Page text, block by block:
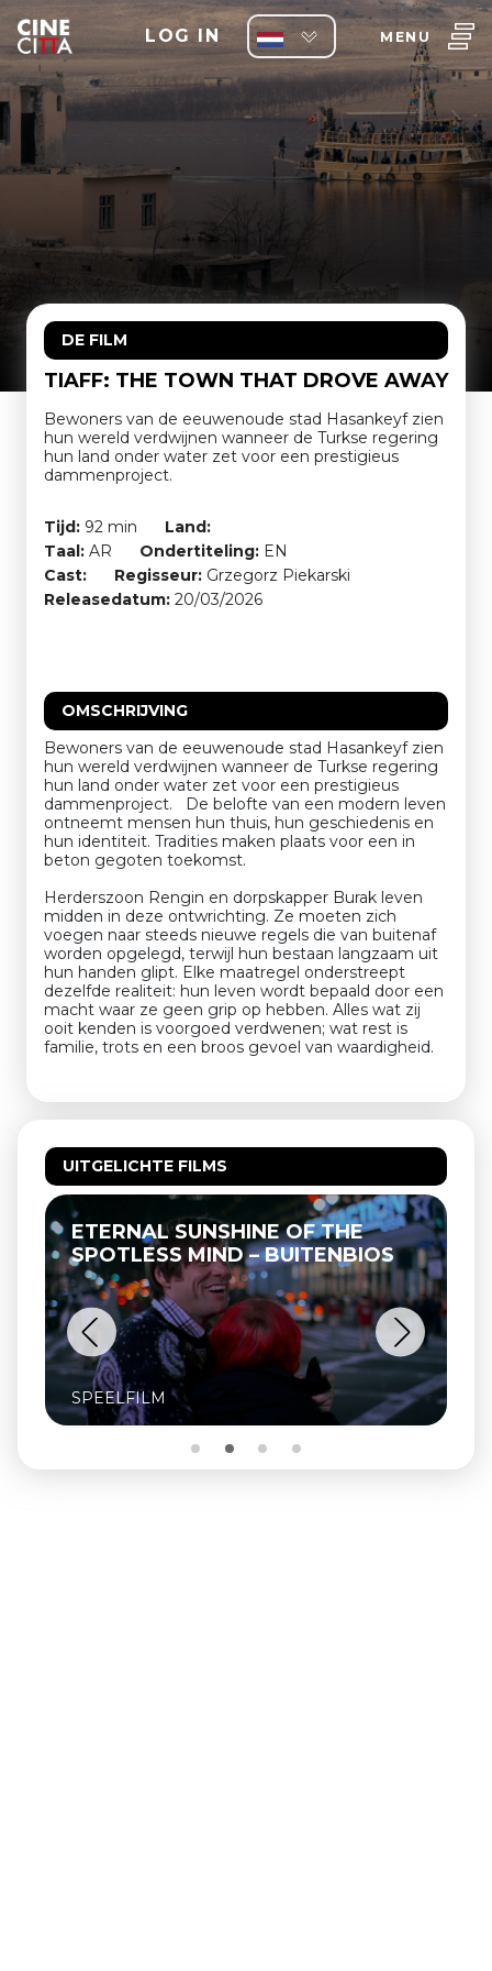
LOG IN MENU
DE FILM
TIAFF: THE TOWN THAT DROVE AWAY
Bewoners van de eeuwenoude stad Hasankeyf zien
hun wereld verdwijnen wanneer de Turkse regering
hun land onder water zet voor een prestigieus
dammenproject.
Tijd: 92 min
Land:
Taal: AR Ondertiteling: EN
Cast:
Regisseur: Grzegorz Piekarski
Releasedatum: 20/03/2026
OMSCHRIJVING
Bewoners van de eeuwenoude stad Hasankeyf zien
hun wereld verdwijnen wanneer de Turkse regering
hun land onder water zet voor een prestigieus
dammenproject. De belofte van een modern leven
ontneemt mensen hun thuis, hun geschiedenis en
hun identiteit. Tradities maken plaats voor een in
beton gegoten toekomst.
Herderszoon Rengin en dorpskapper Burak leven
midden in deze ontwrichting. Ze moeten zich
voegen naar steeds nieuwe regels die van buitenaf
worden opgelegd, terwijl hun bestaan langzaam uit
hun handen glipt. Elke maatregel onderstreept
dezelfde realiteit: hun leven wordt bepaald door een
macht waar ze geen grip op hebben. Alles wat zij
ooit kenden is voorgoed verdwenen; wat rest is
familie, trots en een broos gevoel van waardigheid.
UITGELICHTE FILMS
ETERNAL SUNSHINE OF THE
SPOTLESS MIND – BUITENBIOS
SPEELFILM